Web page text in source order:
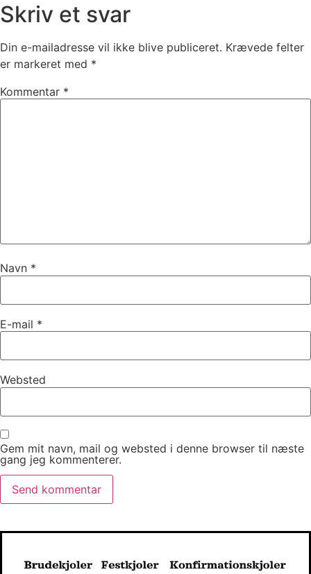
Skriv et svar
Din e-mailadresse vil ikke blive publiceret. Krævede felter
er markeret med *
Kommentar *
Navn *
E-mail *
Websted
Gem mit navn, mail og websted i denne browser til næste
gang jeg kommenterer.